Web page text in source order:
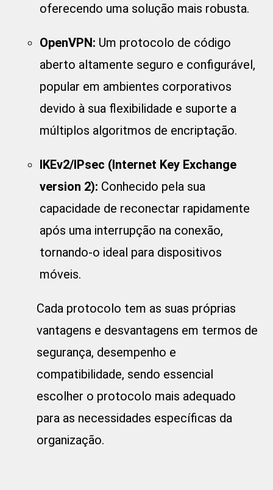
oferecendo uma solução mais robusta.
OpenVPN: Um protocolo de código
aberto altamente seguro e configurável,
popular em ambientes corporativos
devido à sua flexibilidade e suporte a
múltiplos algoritmos de encriptação.
IKEv2/IPsec (Internet Key Exchange
version 2): Conhecido pela sua
capacidade de reconectar rapidamente
após uma interrupção na conexão,
tornando-o ideal para dispositivos
móveis.
Cada protocolo tem as suas próprias
vantagens e desvantagens em termos de
segurança, desempenho e
compatibilidade, sendo essencial
escolher o protocolo mais adequado
para as necessidades específicas da
organização.